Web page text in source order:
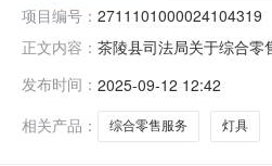
项目编号： 2711101000024104319
正文内容： 茶陵县司法局关于综合
株洲市茶陵县报价起止
发布时间： 2025-09-12 12:42
相关产品：
综合零售服务 灯具